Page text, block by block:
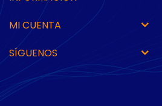
MI CUENTA
SÍGUENOS